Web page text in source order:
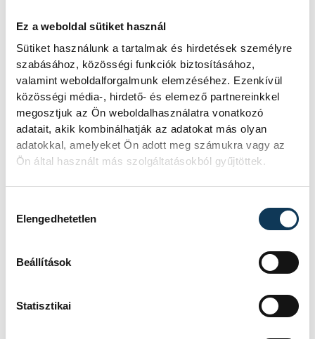
Ez a weboldal sütiket használ
Sütiket használunk a tartalmak és hirdetések személyre
szabásához, közösségi funkciók biztosításához,
valamint weboldalforgalmunk elemzéséhez. Ezenkívül
közösségi média-, hirdető- és elemező partnereinkkel
megosztjuk az Ön weboldalhasználatra vonatkozó
adatait, akik kombinálhatják az adatokat más olyan
adatokkal, amelyeket Ön adott meg számukra vagy az
Ön által használt más szolgáltatásokból gyűjtöttek.
Elengedhetetlen
Beállítások
Statisztikai